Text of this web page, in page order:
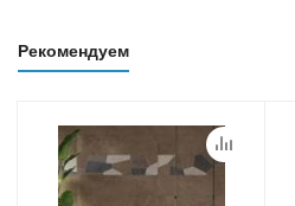
Рекомендуем